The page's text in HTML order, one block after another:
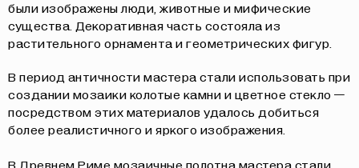
были изображены люди, животные и мифические
существа. Декоративная часть состояла из
растительного орнамента и геометрических фигур.
В период античности мастера стали использовать при
создании мозаики колотые камни и цветное стекло —
посредством этих материалов удалось добиться
более реалистичного и яркого изображения.